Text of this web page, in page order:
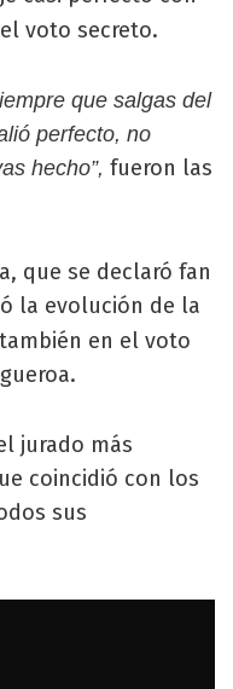
voto secreto.
que salgas del
perfecto, no
hecho”, fueron las
que se declaró fan
la evolución de la
en el voto
jurado más
coincidió con los
sus